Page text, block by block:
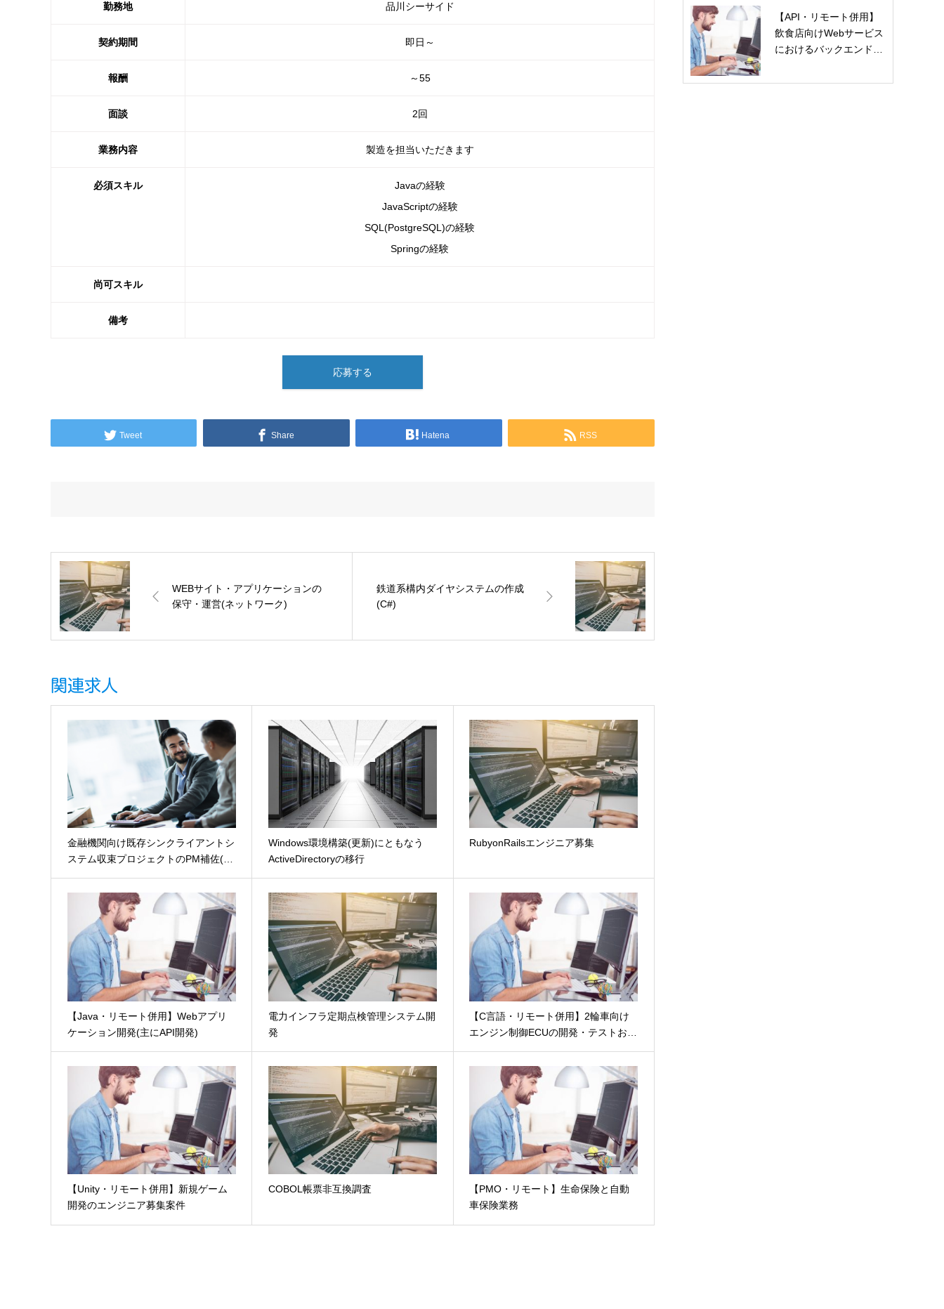
勤務地 品川シーサイド
契約期間 即日～
報酬 ～55
面談 2回
業務内容 製造を担当いただきます
必須スキル
Javaの経験
JavaScriptの経験
SQL(PostgreSQL)の経験
Springの経験
尚可スキル
備考
応募する
Tweet Share Hatena RSS
WEBサイト・アプリケーションの
保守・運営(ネットワーク)
鉄道系構内ダイヤシステムの作成
(C#)
関連求人
金融機関向け既存シンクライアントシ
ステム収束プロジェクトのPM補佐(…
Windows環境構築(更新)にともなう
ActiveDirectoryの移行
RubyonRailsエンジニア募集
【Java・リモート併用】Webアプリ
ケーション開発(主にAPI開発)
電力インフラ定期点検管理システム開
発
【C言語・リモート併用】2輪車向け
エンジン制御ECUの開発・テストお…
【Unity・リモート併用】新規ゲーム
開発のエンジニア募集案件
COBOL帳票非互換調査
【PMO・リモート】生命保険と自動
車保険業務
【API・リモート併用】
飲食店向けWebサービス
におけるバックエンド…